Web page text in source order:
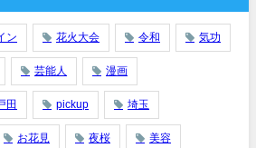
ン 花火大会 令和 気功
芸能人 漫画
田 pickup 埼玉
お花見 夜桜 美容